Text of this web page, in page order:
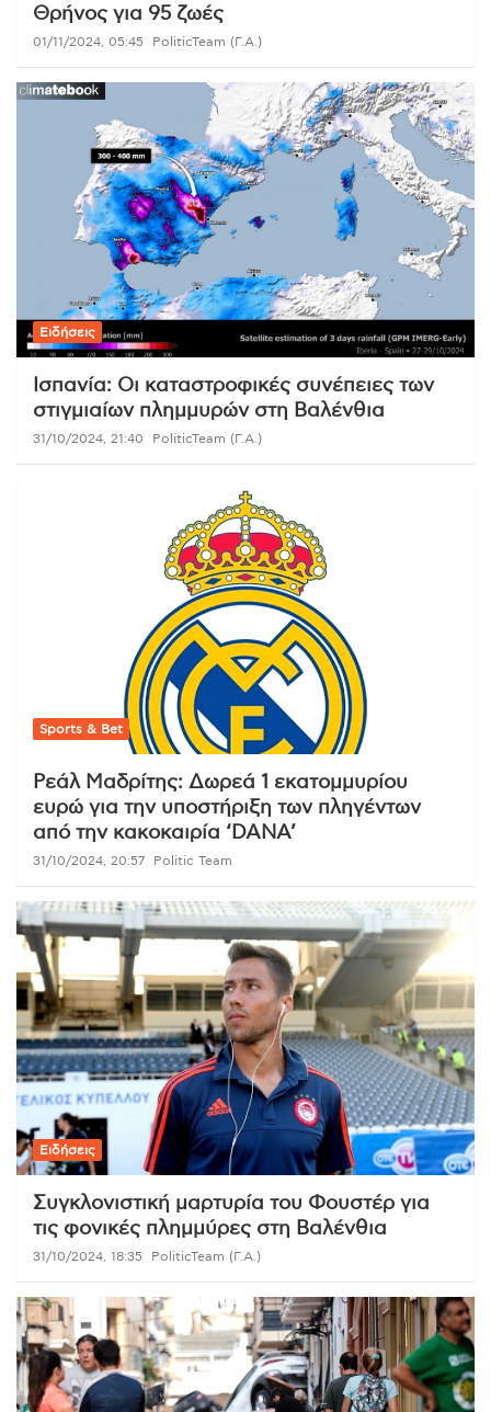
Θρήνος για 95 ζωές
01/11/2024, 05:45 PoliticTeam (Γ.Α.)
Ειδήσεις
Ισπανία: Οι καταστροφικές συνέπειες των
στιγμιαίων πλημμυρών στη Βαλένθια
31/10/2024, 21:40 PoliticTeam (Γ.Α.)
Sports & Bet
Ρεάλ Μαδρίτης: Δωρεά 1 εκατομμυρίου
ευρώ για την υποστήριξη των πληγέντων
από την κακοκαιρία ‘DANA’
31/10/2024, 20:57 Politic Team
Ειδήσεις
Συγκλονιστική μαρτυρία του Φουστέρ για
τις φονικές πλημμύρες στη Βαλένθια
31/10/2024, 18:35 PoliticTeam (Γ.Α.)